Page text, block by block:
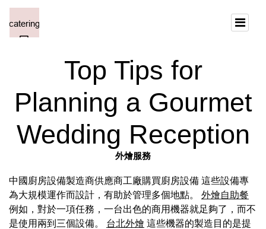
Top Tips for
Planning a Gourmet
Wedding Reception
外燴服務
中國廚房設備製造商供應商工廠購買廚房設備 這些設備專
為大規模運作而設計，有助於管理多個地點。 外燴自助餐
例如，對於一項任務，一台出色的商用機器就足夠了，而不
是使用兩到三個設備。 台北外燴 這些機器的製造目的是提